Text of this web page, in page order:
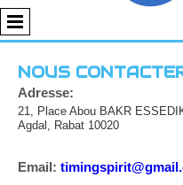
NOUS
Adresse:
21, Place Abou BAKR
Agdal, Rabat 10020
Email: t